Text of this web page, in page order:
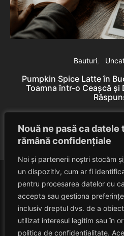
Nouă ne pasă ca datele
rămână confidențiale
Noi și partenerii noștri stocăm
un dispozitiv, cum ar fi
pentru procesarea datelor cu
accepta sau gestiona
inclusiv dreptul dvs. de a
utilizat interesul legitim sau în
politica de confidențialitate.
Bauturi
Pumpkin Spice Latte în
Toamna într-o Ceașcă și
Eduard Nedelcu